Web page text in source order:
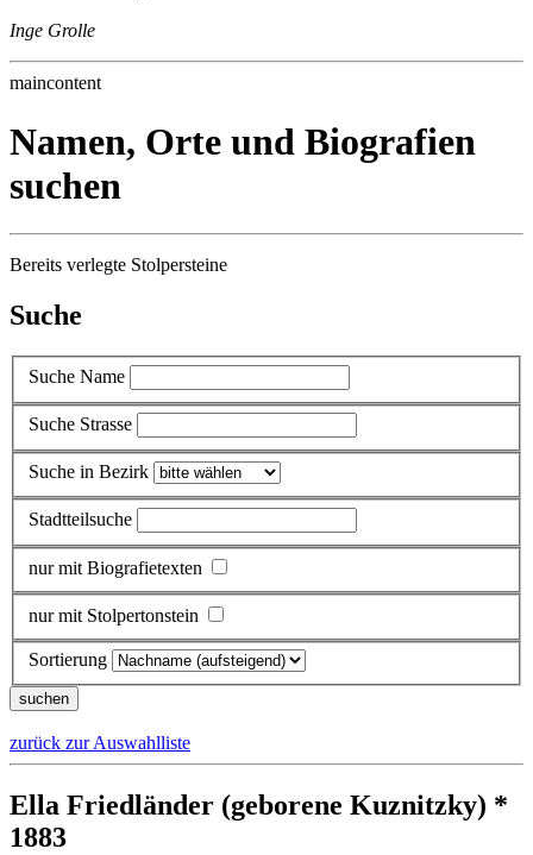
Inge Grolle
maincontent
Namen, Orte und Biografien
suchen
Bereits verlegte Stolpersteine
Suche
Suche Name
Suche Strasse
Suche in Bezirk
Stadtteilsuche
nur mit Biografietexten
nur mit Stolpertonstein
Sortierung
zurück zur Auswahlliste
Ella Friedländer (geborene Kuznitzky) *
1883